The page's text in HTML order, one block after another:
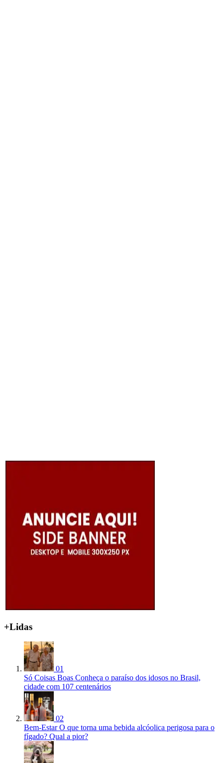
+Lidas
01
Só Coisas Boas Conheça o paraíso dos idosos no Brasil,
cidade com 107 centenários
02
Bem-Estar O que torna uma bebida alcóolica perigosa para o
fígado? Qual a pior?